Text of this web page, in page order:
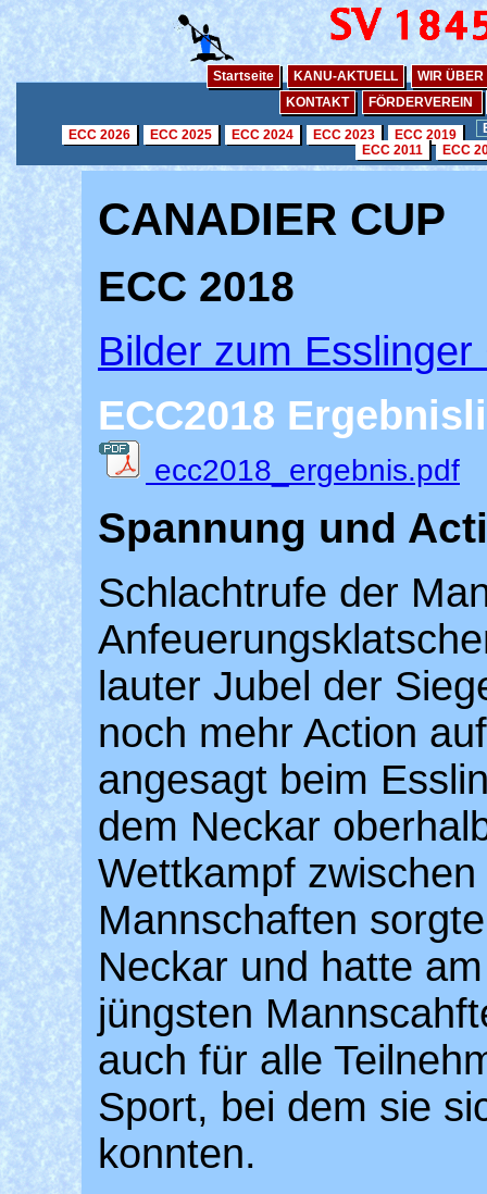
Startseite KANU-AKTUELL
WIR
KONTAKT
FÖRDERVEREIN
ECC 2026 ECC 2025 ECC 2024 ECC 2023 ECC 2019
ECC 2011
ECC
CANADIER CUP
ECC 2018
Bilder zum
ECC2018
ecc2018_ergebnis.pdf
Spannung und
Schlachtrufe der
lauter Jubel der
noch mehr Action
angesagt beim
dem Neckar
Wettkampf
Mannschaften
Neckar und hatte
jüngsten
auch für alle
Sport, bei dem sie
konnten.